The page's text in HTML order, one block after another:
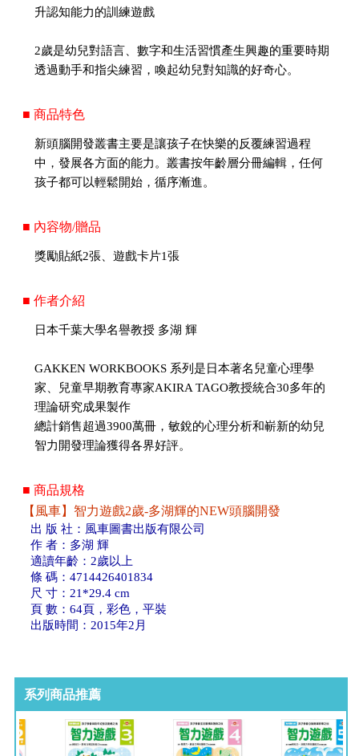
升認知能力的訓練遊戲
2歲是幼兒對語言、數字和生活習慣產生興趣的重要時期
透過動手和指尖練習，喚起幼兒對知識的好奇心。
■ 商品特色
新頭腦開發叢書主要是讓孩子在快樂的反覆練習過程
中，發展各方面的能力。叢書按年齡層分冊編輯，任何
孩子都可以輕鬆開始，循序漸進。
■ 內容物/贈品
獎勵貼紙2張、遊戲卡片1張
■ 作者介紹
日本千葉大學名譽教授 多湖 輝
GAKKEN WORKBOOKS 系列是日本著名兒童心理學
家、兒童早期教育專家AKIRA TAGO教授統合30多年的
理論研究成果製作
總計銷售超過3900萬冊，敏銳的心理分析和嶄新的幼兒
智力開發理論獲得各界好評。
■ 商品規格
【風車】智力遊戲2歲-多湖輝的NEW頭腦開發
出 版 社：風車圖書出版有限公司
作 者：多湖 輝
適讀年齡：2歲以上
條 碼：4714426401834
尺 寸：21*29.4 cm
頁 數：64頁，彩色，平裝
出版時間：2015年2月
系列商品推薦